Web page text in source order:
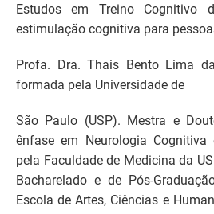
Estudos em Treino Cognitivo
estimulação cognitiva para
Profa. Dra. Thais Bento Lima
formada pela Universidade de
São Paulo (USP). Mestra e
ênfase em Neurologia Cognitiva
pela Faculdade de Medicina da
Bacharelado e de Pós-
Escola de Artes, Ciências e